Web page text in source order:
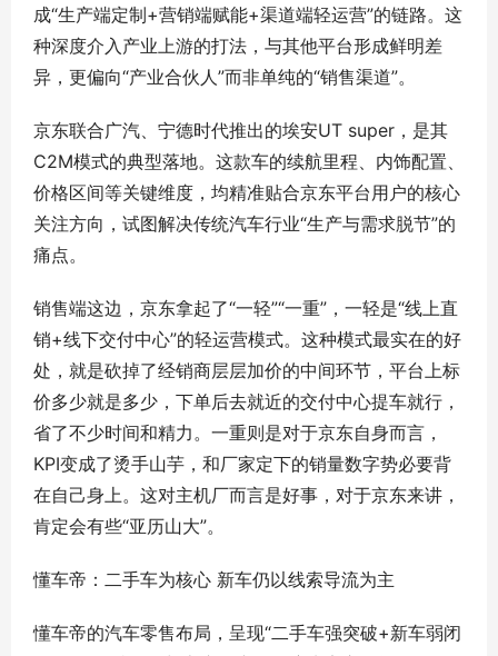
成“生产端定制+营销端赋能+渠道端轻运营”的链路。这
种深度介入产业上游的打法，与其他平台形成鲜明差
异，更偏向“产业合伙人”而非单纯的“销售渠道”。
京东联合广汽、宁德时代推出的埃安UT super，是其
C2M模式的典型落地。这款车的续航里程、内饰配置、
价格区间等关键维度，均精准贴合京东平台用户的核心
关注方向，试图解决传统汽车行业“生产与需求脱节”的
痛点。
销售端这边，京东拿起了“一轻”“一重”，一轻是“线上直
销+线下交付中心”的轻运营模式。这种模式最实在的好
处，就是砍掉了经销商层层加价的中间环节，平台上标
价多少就是多少，下单后去就近的交付中心提车就行，
省了不少时间和精力。一重则是对于京东自身而言，
KPI变成了烫手山芋，和厂家定下的销量数字势必要背
在自己身上。这对主机厂而言是好事，对于京东来讲，
肯定会有些“亚历山大”。
懂车帝：二手车为核心 新车仍以线索导流为主
懂车帝的汽车零售布局，呈现“二手车强突破+新车弱闭